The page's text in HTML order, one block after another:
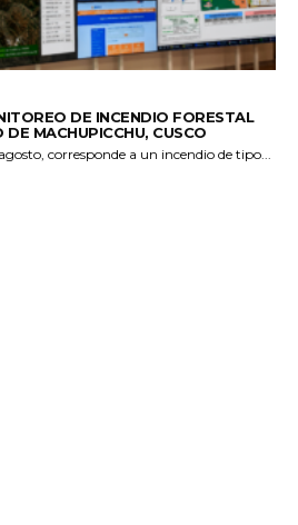
DE INCENDIO FORESTAL
MACHUPICCHU, CUSCO
corresponde a un incendio de tipo...